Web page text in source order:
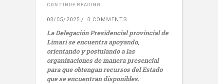
CONTINUE READING
08/05/2025 0 COMMENTS
La Delegación Presidencial provincial de
Limarí se encuentra apoyando,
orientando y postulando a las
organizaciones de manera presencial
para que obtengan recursos del Estado
que se encuentran disponibles.